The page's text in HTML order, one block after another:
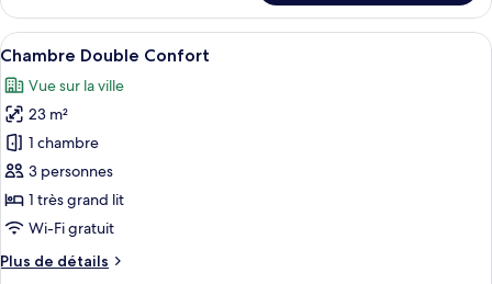
plusieurs
lits
le
type
de
Chambre
Triple
Élite,
plusieurs
lits
Afficher
toutes
les
photos
pour
ce
type
de
chambre :
Chambre
Une chambre d’hôtel avec un
7
Chambre Double Confort
Vue sur la ville
23 m²
1 chambre
3 personnes
1 très grand lit
Wi-Fi gratuit
Plus de détails
Plus